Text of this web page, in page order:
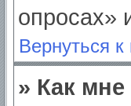
опросах»
Вернуться к
» Как